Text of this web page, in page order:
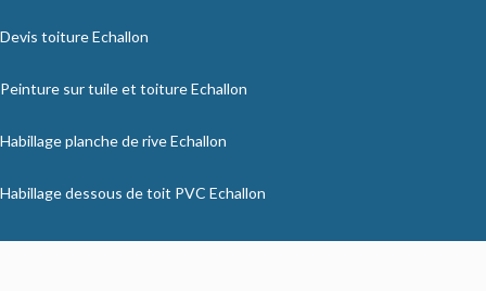
Devis toiture Echallon
Peinture sur tuile et toiture Echallon
Habillage planche de rive Echallon
Habillage dessous de toit PVC Echallon